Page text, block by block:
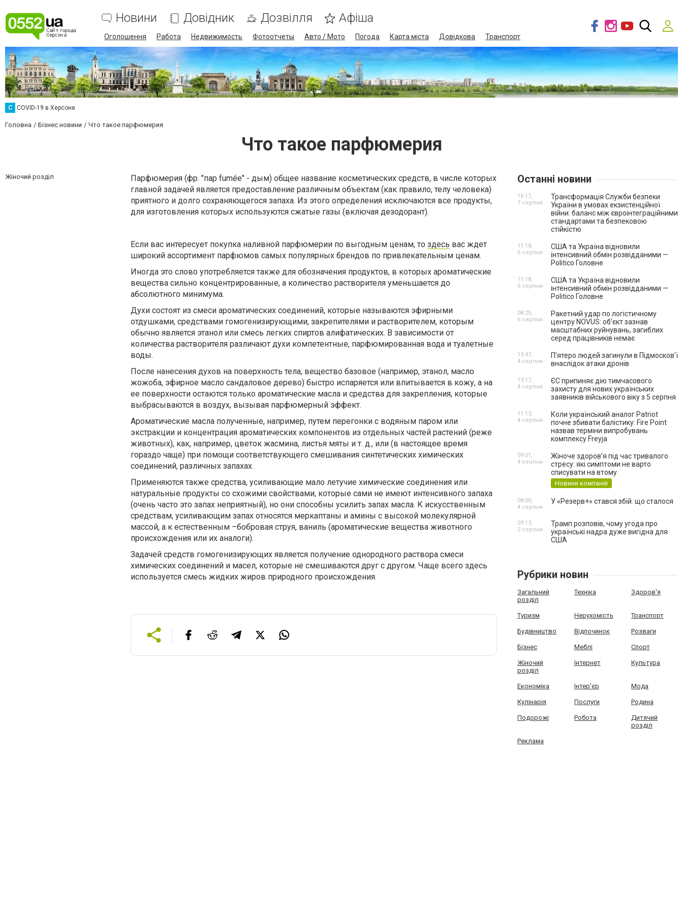
Новини Довідник Дозвілля Афіша
Оголошення Работа Недвижимость Фотоотчеты Авто / Мото Погода Карта міста Довідкова Транспорт
C COVID-19 в Херсоне
Головна Бізнес новини Что такое парфюмерия
Что такое парфюмерия
Жіночий розділ
Парфюмерия (фр. "пар fumée" - дым) общее название косметических средств, в числе которых
главной задачей является предоставление различным объектам (как правило, телу человека)
приятного и долго сохраняющегося запаха. Из этого определения исключаются все продукты,
для изготовления которых используются сжатые газы (включая дезодорант).
Если вас интересует покупка наливной парфюмерии по выгодным ценам, то здесь вас ждет
широкий ассортимент парфюмов самых популярных брендов по привлекательным ценам.
Иногда это слово употребляется также для обозначения продуктов, в которых ароматические
вещества сильно концентрированные, а количество растворителя уменьшается до
абсолютного минимума.
Духи состоят из смеси ароматических соединений, которые называются эфирными
отдушками, средствами гомогенизирующими, закрепителями и растворителем, которым
обычно является этанол или смесь легких спиртов алифатических. В зависимости от
количества растворителя различают духи компетентные, парфюмированная вода и туалетные
воды.
После нанесения духов на поверхность тела, вещество базовое (например, этанол, масло
жожоба, эфирное масло сандаловое дерево) быстро испаряется или впитывается в кожу, а на
ее поверхности остаются только ароматические масла и средства для закрепления, которые
выбрасываются в воздух, вызывая парфюмерный эффект.
Ароматические масла полученные, например, путем перегонки с водяным паром или
экстракции и концентрация ароматических компонентов из отдельных частей растений (реже
животных), как, например, цветок жасмина, листья мяты и т. д., или (в настоящее время
гораздо чаще) при помощи соответствующего смешивания синтетических химических
соединений, различных запахах.
Применяются также средства, усиливающие мало летучие химические соединения или
натуральные продукты со схожими свойствами, которые сами не имеют интенсивного запаха
(очень часто это запах неприятный), но они способны усилить запах масла. К искусственным
средствам, усиливающим запах относятся меркаптаны и амины с высокой молекулярной
массой, а к естественным –бобровая струя, ваниль (ароматические вещества животного
происхождения или их аналоги).
Задачей средств гомогенизирующих является получение однородного раствора смеси
химических соединений и масел, которые не смешиваются друг с другом. Чаще всего здесь
используется смесь жидких жиров природного происхождения.
Останні новини
Трансформація Служби безпеки
України в умовах екзистенційної
війни: баланс між євроінтеграційними
стандартами та безпековою
стійкістю
16:17,
7 серпня
США та Україна відновили
інтенсивний обмін розвідданими —
Politico Головне
11:18,
6 серпня
США та Україна відновили
інтенсивний обмін розвідданими —
Politico Головне
11:18,
6 серпня
Ракетний удар по логістичному
центру NOVUS: об’єкт зазнав
масштабних руйнувань, загиблих
серед працівників немає
08:25,
6 серпня
П’ятеро людей загинули в Підмосков’ї
внаслідок атаки дронів
13:47,
4 серпня
ЄС припиняє дію тимчасового
захисту для нових українських
заявників військового віку з 5 серпня
13:17,
4 серпня
Коли український аналог Patriot
почне збивати балістику: Fire Point
назвав терміни випробувань
комплексу Freyja
11:13,
4 серпня
Жіноче здоров’я під час тривалого
стресу: які симптоми не варто
списувати на втому
Новини компаній
09:01,
4 серпня
У «Резерв+» стався збій: що сталося
08:00,
4 серпня
Трамп розповів, чому угода про
українські надра дуже вигідна для
США
09:13,
2 серпня
Рубрики новин
Загальний
розділ
Техніка Здоров'я
Туризм Нерухомість Транспорт
Будівництво Відпочинок Розваги
Бізнес Меблі Спорт
Жіночий
розділ
Інтернет Культура
Економіка Інтер'єр Мода
Кулінарія Послуги Родина
Подорожі Робота
Дитячий
розділ
Реклама